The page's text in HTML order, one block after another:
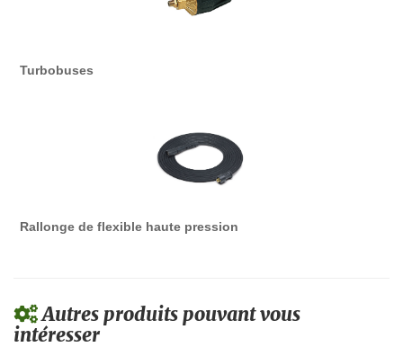
Turbobuses
Rallonge de flexible haute pression
Autres produits pouvant vous
intéresser